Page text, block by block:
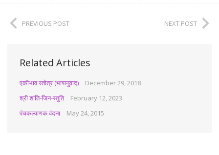
PREVIOUS POST NEXT POST
Related Articles
एकीभाव स्तोत्र (भाषानुवाद)
December 29, 2018
श्री शांति-जिन-स्तुति
February 12, 2023
पंचकल्याणक वंदना
May 24, 2015